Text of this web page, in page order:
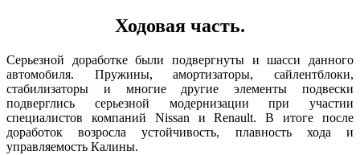
Ходовая часть.
Серьезной доработке были подвергнуты и шасси данного
автомобиля. Пружины, амортизаторы, сайлентблоки,
стабилизаторы и многие другие элементы подвески
подверглись серьезной модернизации при участии
специалистов компаний Nissan и Renault. В итоге после
доработок возросла устойчивость, плавность хода и
управляемость Калины.